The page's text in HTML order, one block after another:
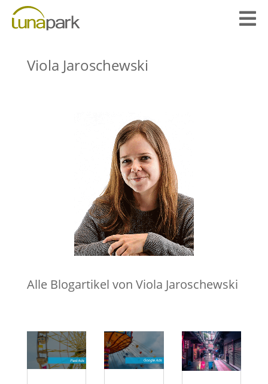

Viola Jaroschewski
Alle Blogartikel von Viola Jaroschewski